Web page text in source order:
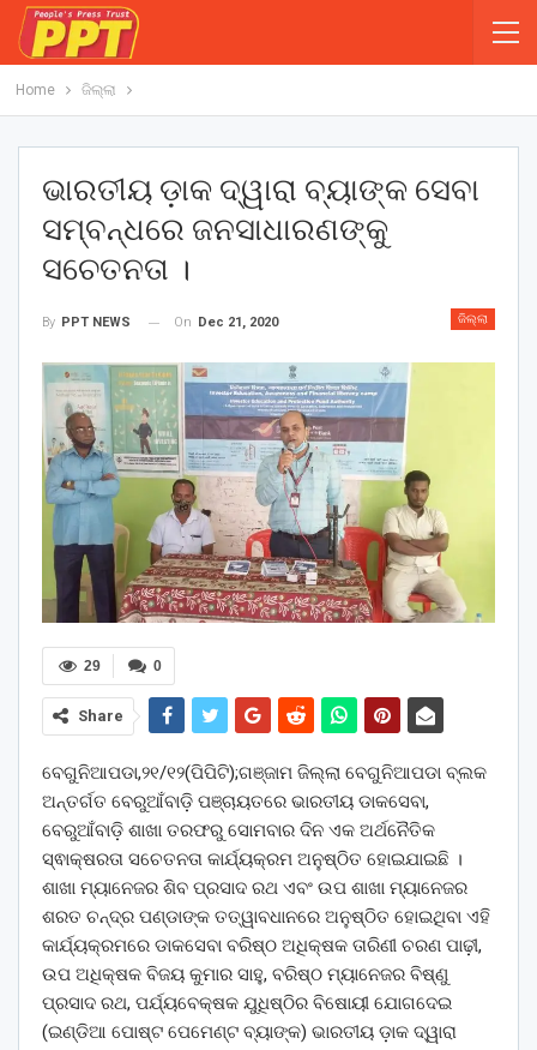
Home ଜିଲ୍ଲା
ଭାରତୀୟ ଡ଼ାକ ଦ୍ୱାରା ବ୍ୟାଙ୍କ ସେବା
ସମ୍ବନ୍ଧରେ ଜନସାଧାରଣଙ୍କୁ
ସଚେତନତା ।
ଜିଲ୍ଲା
By PPT NEWS On Dec 21, 2020
0
29
Share
ବେଗୁନିଆପଡା,୨୧/୧୨(ପିପିଟି);ଗଞ୍ଜାମ ଜିଲ୍ଲା ବେଗୁନିଆପଡା ବ୍ଲକ
ଅନ୍ତର୍ଗତ ବେରୁଆଁବାଡ଼ି ପଞ୍ଚାୟତରେ ଭାରତୀୟ ଡାକସେବା,
ବେରୁଆଁବାଡ଼ି ଶାଖା ତରଫରୁ ସୋମବାର ଦିନ ଏକ ଅର୍ଥନୈତିକ
ସ୍ଵାକ୍ଷରତା ସଚେତନତା କାର୍ଯ୍ୟକ୍ରମ ଅନୁଷ୍ଠିତ ହୋଇଯାଇଛି ।
ଶାଖା ମ୍ୟାନେଜର ଶିବ ପ୍ରସାଦ ରଥ ଏବଂ ଉପ ଶାଖା ମ୍ୟାନେଜର
ଶରତ ଚନ୍ଦ୍ର ପଣ୍ଡାଙ୍କ ତତ୍ୱାବଧାନରେ ଅନୁଷ୍ଠିତ ହୋଇଥିବା ଏହି
କାର୍ଯ୍ୟକ୍ରମରେ ଡାକସେବା ବରିଷ୍ଠ ଅଧିକ୍ଷକ ତାରିଣୀ ଚରଣ ପାଢ଼ୀ,
ଉପ ଅଧିକ୍ଷକ ବିଜୟ କୁମାର ସାହୁ, ବରିଷ୍ଠ ମ୍ୟାନେଜର ବିଷ୍ଣୁ
ପ୍ରସାଦ ରଥ, ପର୍ଯ୍ୟବେକ୍ଷକ ଯୁଧିଷ୍ଠିର ବିଷୋୟୀ ଯୋଗଦେଇ
(ଇଣ୍ଡିଆ ପୋଷ୍ଟ ପେମେଣ୍ଟ ବ୍ୟାଙ୍କ) ଭାରତୀୟ ଡ଼ାକ ଦ୍ୱାରା